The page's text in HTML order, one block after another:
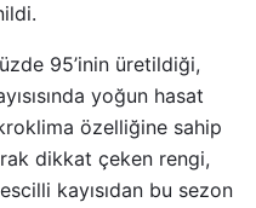
95’inin üretildiği,
yoğun hasat
özelliğine sahip
dikkat çeken rengi,
kayısıdan bu sezon